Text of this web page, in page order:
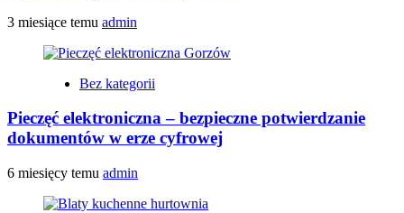
3 miesiące temu admin
Bez kategorii
Pieczęć elektroniczna – bezpieczne potwierdzanie
dokumentów w erze cyfrowej
6 miesięcy temu admin